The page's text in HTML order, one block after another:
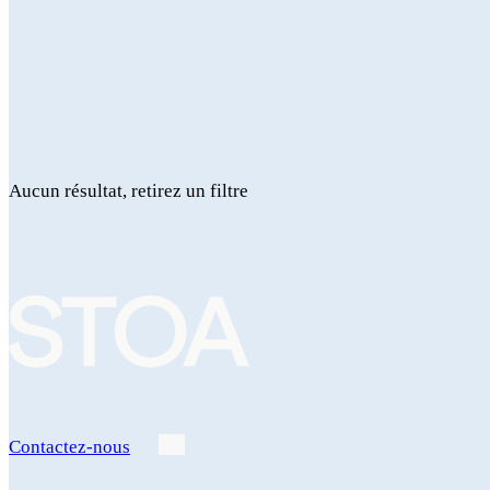
Aucun résultat, retirez un filtre
Contactez-nous